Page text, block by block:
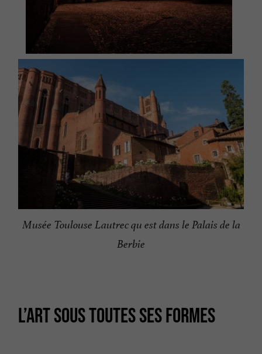
Musée Toulouse Lautrec qu est dans le Palais de la
Berbie
L’ART SOUS TOUTES SES FORMES